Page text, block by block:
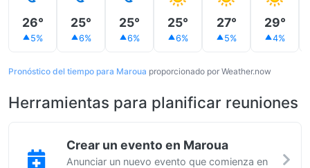
26°
5%
25°
6%
25°
6%
25°
6%
27°
5%
29°
4%
Pronóstico del tiempo para Maroua proporcionado por Weather.now
Herramientas para planificar reuniones
Crear un evento en Maroua
Anunciar un nuevo evento que comienza en